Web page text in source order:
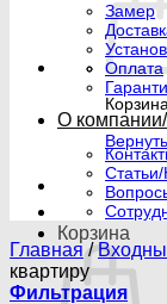
Корзина
Замер
Оплата
О
Главная /
квартиру
Фильтрация